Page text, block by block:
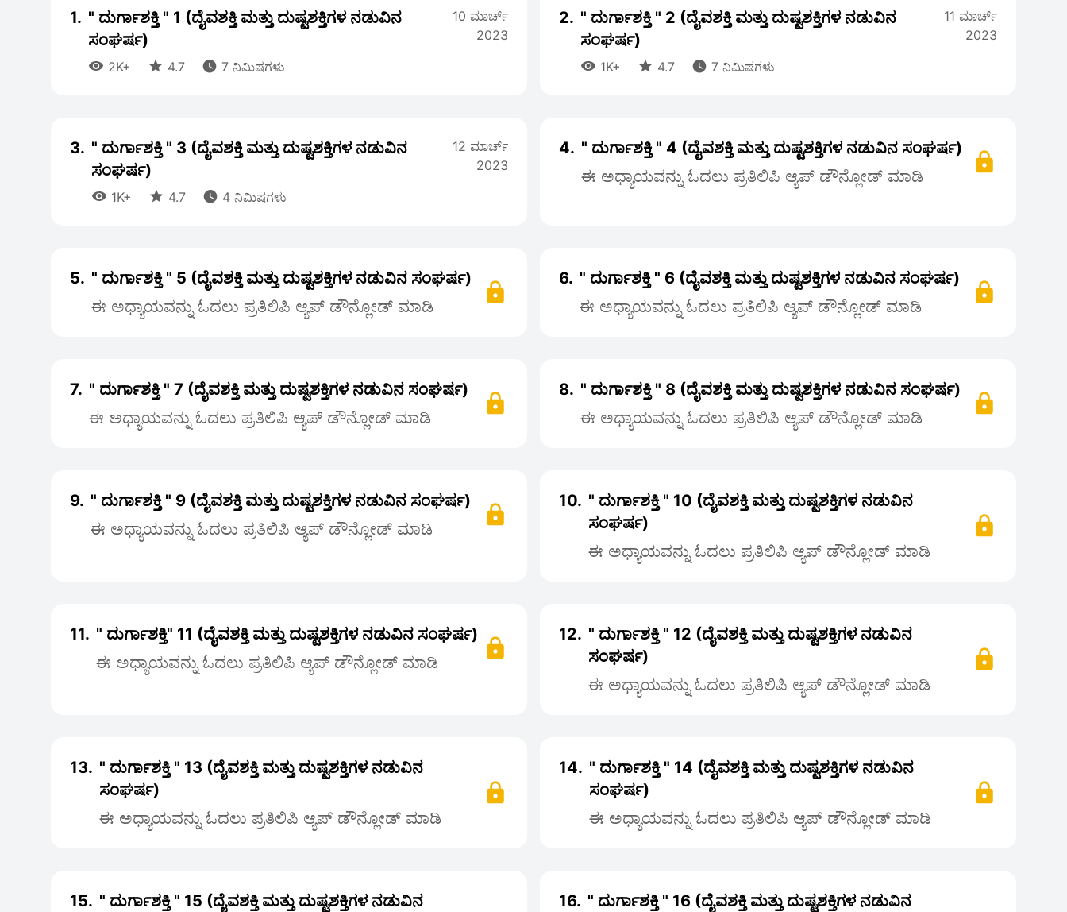
1. " ದುರ್ಗಾಶಕ್ತಿ " 1 (ದೈವಶಕ್ತಿ ಮತ್ತು ದುಷ್ಟಶಕ್ತಿಗಳ ನಡುವಿನ
ಸಂಘರ್ಷ)
 2K+  4.7  7 ನಿಮಿಷಗಳು
10 ಮಾರ್ಚ್
2023
2. " ದುರ್ಗಾಶಕ್ತಿ " 2 (ದೈವಶಕ್ತಿ ಮತ್ತು ದುಷ್ಟಶಕ್ತಿಗಳ ನಡುವಿನ
ಸಂಘರ್ಷ)
 1K+  4.7  7 ನಿಮಿಷಗಳು
11 ಮಾರ್ಚ್
2023
3. " ದುರ್ಗಾಶಕ್ತಿ " 3 (ದೈವಶಕ್ತಿ ಮತ್ತು ದುಷ್ಟಶಕ್ತಿಗಳ ನಡುವಿನ
ಸಂಘರ್ಷ)
 1K+  4.7  4 ನಿಮಿಷಗಳು
12 ಮಾರ್ಚ್
2023
4. " ದುರ್ಗಾಶಕ್ತಿ " 4 (ದೈವಶಕ್ತಿ ಮತ್ತು ದುಷ್ಟಶಕ್ತಿಗಳ ನಡುವಿನ ಸಂಘರ್ಷ)
ಈ ಅಧ್ಯಾಯವನ್ನು ಓದಲು ಪ್ರತಿಲಿಪಿ ಆ್ಯಪ್ ಡೌನ್ಲೋಡ್ ಮಾಡಿ
5. " ದುರ್ಗಾಶಕ್ತಿ " 5 (ದೈವಶಕ್ತಿ ಮತ್ತು ದುಷ್ಟಶಕ್ತಿಗಳ ನಡುವಿನ ಸಂಘರ್ಷ)
ಈ ಅಧ್ಯಾಯವನ್ನು ಓದಲು ಪ್ರತಿಲಿಪಿ ಆ್ಯಪ್ ಡೌನ್ಲೋಡ್ ಮಾಡಿ
6. " ದುರ್ಗಾಶಕ್ತಿ " 6 (ದೈವಶಕ್ತಿ ಮತ್ತು ದುಷ್ಟಶಕ್ತಿಗಳ ನಡುವಿನ ಸಂಘರ್ಷ)
ಈ ಅಧ್ಯಾಯವನ್ನು ಓದಲು ಪ್ರತಿಲಿಪಿ ಆ್ಯಪ್ ಡೌನ್ಲೋಡ್ ಮಾಡಿ
7. " ದುರ್ಗಾಶಕ್ತಿ " 7 (ದೈವಶಕ್ತಿ ಮತ್ತು ದುಷ್ಟಶಕ್ತಿಗಳ ನಡುವಿನ ಸಂಘರ್ಷ)
ಈ ಅಧ್ಯಾಯವನ್ನು ಓದಲು ಪ್ರತಿಲಿಪಿ ಆ್ಯಪ್ ಡೌನ್ಲೋಡ್ ಮಾಡಿ
8. " ದುರ್ಗಾಶಕ್ತಿ " 8 (ದೈವಶಕ್ತಿ ಮತ್ತು ದುಷ್ಟಶಕ್ತಿಗಳ ನಡುವಿನ ಸಂಘರ್ಷ)
ಈ ಅಧ್ಯಾಯವನ್ನು ಓದಲು ಪ್ರತಿಲಿಪಿ ಆ್ಯಪ್ ಡೌನ್ಲೋಡ್ ಮಾಡಿ
9. " ದುರ್ಗಾಶಕ್ತಿ " 9 (ದೈವಶಕ್ತಿ ಮತ್ತು ದುಷ್ಟಶಕ್ತಿಗಳ ನಡುವಿನ ಸಂಘರ್ಷ)
ಈ ಅಧ್ಯಾಯವನ್ನು ಓದಲು ಪ್ರತಿಲಿಪಿ ಆ್ಯಪ್ ಡೌನ್ಲೋಡ್ ಮಾಡಿ
10. " ದುರ್ಗಾಶಕ್ತಿ " 10 (ದೈವಶಕ್ತಿ ಮತ್ತು ದುಷ್ಟಶಕ್ತಿಗಳ ನಡುವಿನ
ಸಂಘರ್ಷ)
ಈ ಅಧ್ಯಾಯವನ್ನು ಓದಲು ಪ್ರತಿಲಿಪಿ ಆ್ಯಪ್ ಡೌನ್ಲೋಡ್ ಮಾಡಿ
11. " ದುರ್ಗಾಶಕ್ತಿ" 11 (ದೈವಶಕ್ತಿ ಮತ್ತು ದುಷ್ಟಶಕ್ತಿಗಳ ನಡುವಿನ ಸಂಘರ್ಷ)
ಈ ಅಧ್ಯಾಯವನ್ನು ಓದಲು ಪ್ರತಿಲಿಪಿ ಆ್ಯಪ್ ಡೌನ್ಲೋಡ್ ಮಾಡಿ
12. " ದುರ್ಗಾಶಕ್ತಿ " 12 (ದೈವಶಕ್ತಿ ಮತ್ತು ದುಷ್ಟಶಕ್ತಿಗಳ ನಡುವಿನ
ಸಂಘರ್ಷ)
ಈ ಅಧ್ಯಾಯವನ್ನು ಓದಲು ಪ್ರತಿಲಿಪಿ ಆ್ಯಪ್ ಡೌನ್ಲೋಡ್ ಮಾಡಿ
13. " ದುರ್ಗಾಶಕ್ತಿ " 13 (ದೈವಶಕ್ತಿ ಮತ್ತು ದುಷ್ಟಶಕ್ತಿಗಳ ನಡುವಿನ
ಸಂಘರ್ಷ)
ಈ ಅಧ್ಯಾಯವನ್ನು ಓದಲು ಪ್ರತಿಲಿಪಿ ಆ್ಯಪ್ ಡೌನ್ಲೋಡ್ ಮಾಡಿ
14. " ದುರ್ಗಾಶಕ್ತಿ " 14 (ದೈವಶಕ್ತಿ ಮತ್ತು ದುಷ್ಟಶಕ್ತಿಗಳ ನಡುವಿನ
ಸಂಘರ್ಷ)
ಈ ಅಧ್ಯಾಯವನ್ನು ಓದಲು ಪ್ರತಿಲಿಪಿ ಆ್ಯಪ್ ಡೌನ್ಲೋಡ್ ಮಾಡಿ
15. " ದುರ್ಗಾಶಕ್ತಿ " 15 (ದೈವಶಕ್ತಿ ಮತ್ತು ದುಷ್ಟಶಕ್ತಿಗಳ ನಡುವಿನ
16. " ದುರ್ಗಾಶಕ್ತಿ " 16 (ದೈವಶಕ್ತಿ ಮತ್ತು ದುಷ್ಟಶಕ್ತಿಗಳ ನಡುವಿನ